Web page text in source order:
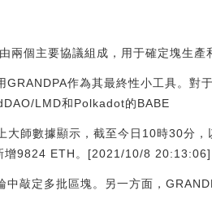
兩個主要協議組成，用于確定塊生產
作為其最終性小工具。對
LMD和Polkadot的BABE
師數據顯示，截至今日10時30分，
增9824 ETH。[2021/10/8 20:13:06]
敲定多批區塊。另一方面，